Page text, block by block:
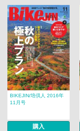
BIKEJIN/培倶人 2016年
11月号
購入